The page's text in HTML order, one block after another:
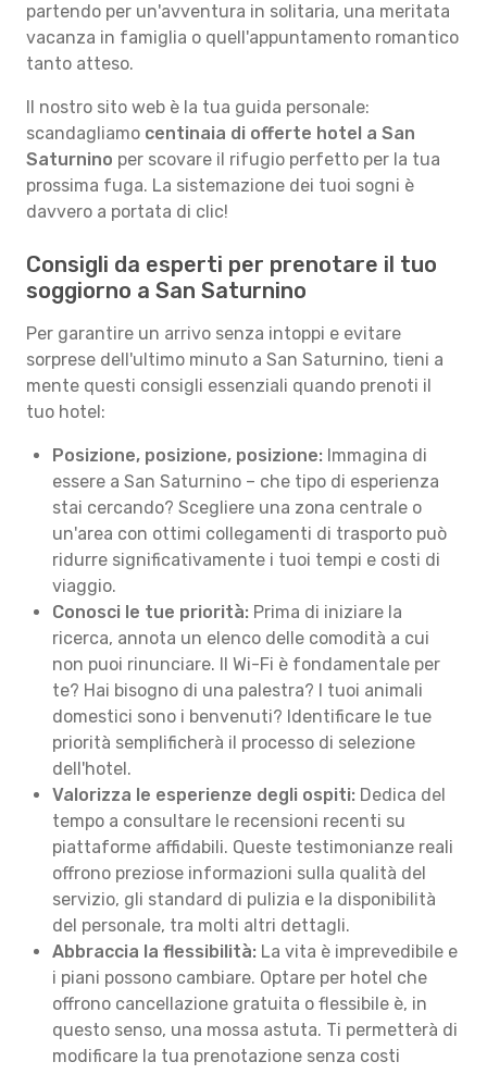
partendo per un'avventura in solitaria, una meritata
vacanza in famiglia o quell'appuntamento romantico
tanto atteso.
Il nostro sito web è la tua guida personale:
scandagliamo centinaia di offerte hotel a San
Saturnino per scovare il rifugio perfetto per la tua
prossima fuga. La sistemazione dei tuoi sogni è
davvero a portata di clic!
Consigli da esperti per prenotare il tuo
soggiorno a San Saturnino
Per garantire un arrivo senza intoppi e evitare
sorprese dell'ultimo minuto a San Saturnino, tieni a
mente questi consigli essenziali quando prenoti il
tuo hotel:
Posizione, posizione, posizione: Immagina di
essere a San Saturnino – che tipo di esperienza
stai cercando? Scegliere una zona centrale o
un'area con ottimi collegamenti di trasporto può
ridurre significativamente i tuoi tempi e costi di
viaggio.
Conosci le tue priorità: Prima di iniziare la
ricerca, annota un elenco delle comodità a cui
non puoi rinunciare. Il Wi-Fi è fondamentale per
te? Hai bisogno di una palestra? I tuoi animali
domestici sono i benvenuti? Identificare le tue
priorità semplificherà il processo di selezione
dell'hotel.
Valorizza le esperienze degli ospiti: Dedica del
tempo a consultare le recensioni recenti su
piattaforme affidabili. Queste testimonianze reali
offrono preziose informazioni sulla qualità del
servizio, gli standard di pulizia e la disponibilità
del personale, tra molti altri dettagli.
Abbraccia la flessibilità: La vita è imprevedibile e
i piani possono cambiare. Optare per hotel che
offrono cancellazione gratuita o flessibile è, in
questo senso, una mossa astuta. Ti permetterà di
modificare la tua prenotazione senza costi